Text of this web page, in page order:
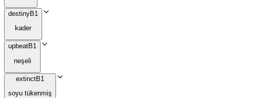
destinyB1
kader
upbeatB1
neşeli
extinctB1
soyu tükenmiş